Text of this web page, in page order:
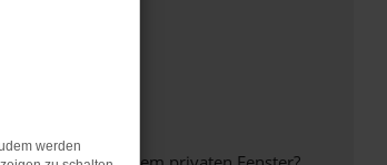
werden